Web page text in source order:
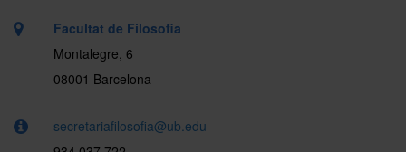
Facultat de Filosofia
Montalegre, 6
08001 Barcelona
secretariafilosofia@ub.edu